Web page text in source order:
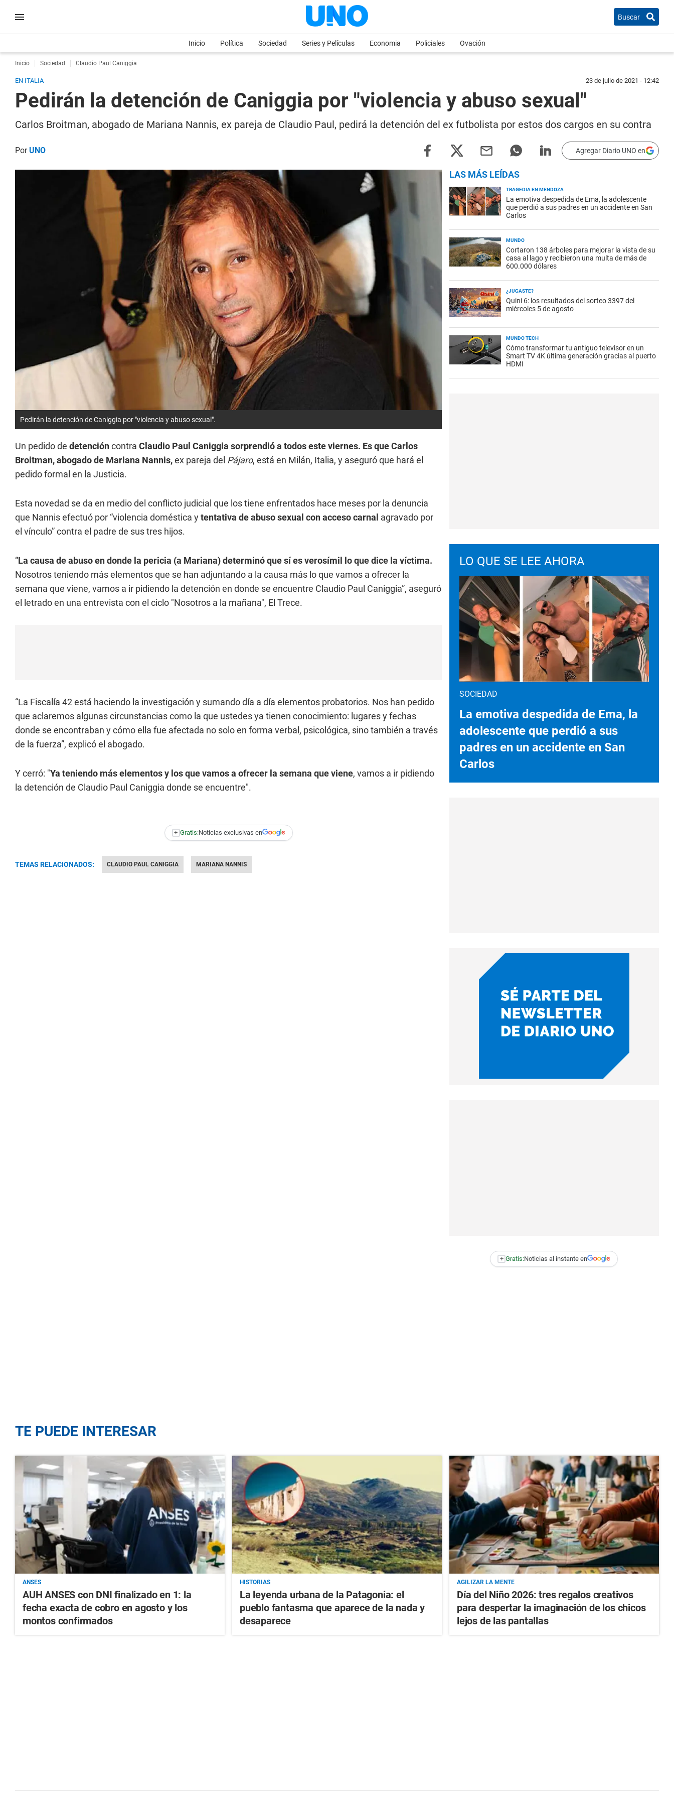
Buscar
Inicio Política Sociedad Series y Películas Economia Policiales Ovación
Inicio Sociedad Claudio Paul Caniggia
EN ITALIA 23 de julio de 2021 - 12:42
Pedirán la detención de Caniggia por "violencia y abuso sexual"
Carlos Broitman, abogado de Mariana Nannis, ex pareja de Claudio Paul, pedirá la detención del ex futbolista por estos dos cargos en su contra
PorUNO Agregar Diario UNO en
Pedirán la detención de Caniggia por "violencia y abuso sexual".
Un pedido de detencióncontra Claudio Paul Caniggia sorprendió a todos este viernes. Es que Carlos
Broitman, abogado de Mariana Nannis,ex pareja del Pájaro, está en Milán, Italia, y aseguró que hará el
pedido formal en la Justicia.
Esta novedad se da en medio del conflicto judicial que los tiene enfrentados hace meses por la denuncia
que Nannis efectuó por “violencia doméstica ytentativa de abuso sexual con acceso carnal agravado por
el vínculo” contra el padre de sus tres hijos.
“La causa de abuso en donde la pericia (a Mariana) determinó que sí es verosímil lo que dice la víctima.
Nosotros teniendo más elementos que se han adjuntando a la causa más lo que vamos a ofrecer la
semana que viene, vamos a ir pidiendo la detención en donde se encuentre Claudio Paul Caniggia”, aseguró
el letrado en una entrevista con el ciclo "Nosotros a la mañana", El Trece.
“La Fiscalía 42 está haciendo la investigación y sumando día a día elementos probatorios. Nos han pedido
que aclaremos algunas circunstancias como la que ustedes ya tienen conocimiento: lugares y fechas
donde se encontraban y cómo ella fue afectada no solo en forma verbal, psicológica, sino también a través
de la fuerza”, explicó el abogado.
Y cerró: "Ya teniendo más elementos y los que vamos a ofrecer la semana que viene, vamos a ir pidiendo
la detención de Claudio Paul Caniggia donde se encuentre".
+ Gratis:Noticias exclusivas en
TEMAS RELACIONADOS: CLAUDIO PAUL CANIGGIA MARIANA NANNIS
LAS MÁS LEÍDAS
TRAGEDIA EN MENDOZA
La emotiva despedida de Ema, la adolescente
que perdió a sus padres en un accidente en San
Carlos
MUNDO
Cortaron 138 árboles para mejorar la vista de su
casa al lago y recibieron una multa de más de
600.000 dólares
¿JUGASTE?
Quini 6: los resultados del sorteo 3397 del
miércoles 5 de agosto
MUNDO TECH
Cómo transformar tu antiguo televisor en un
Smart TV 4K última generación gracias al puerto
HDMI
LO QUE SE LEE AHORA
SOCIEDAD
La emotiva despedida de Ema, la
adolescente que perdió a sus
padres en un accidente en San
Carlos
+ Gratis:Noticias al instante en
TE PUEDE INTERESAR
ANSES
AUH ANSES con DNI finalizado en 1: la
fecha exacta de cobro en agosto y los
montos confirmados
HISTORIAS
La leyenda urbana de la Patagonia: el
pueblo fantasma que aparece de la nada y
desaparece
AGILIZAR LA MENTE
Día del Niño 2026: tres regalos creativos
para despertar la imaginación de los chicos
lejos de las pantallas